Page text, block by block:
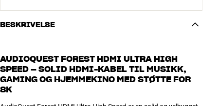
BESKRIVELSE
AUDIOQUEST FOREST HDMI ULTRA HIGH
SPEED – SOLID HDMI-KABEL TIL MUSIKK,
GAMING OG HJEMMEKINO MED STØTTE FOR
8K